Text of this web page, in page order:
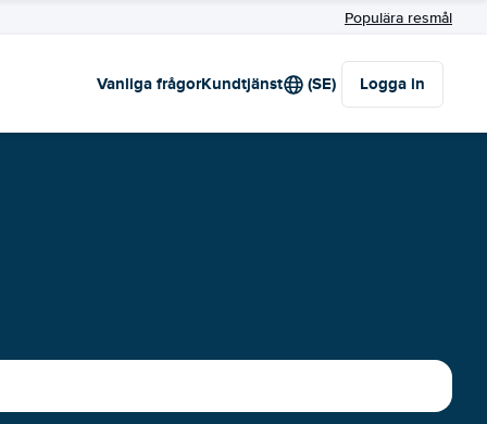
Populära resmål
Vanliga frågorKundtjänst (SE) Logga in